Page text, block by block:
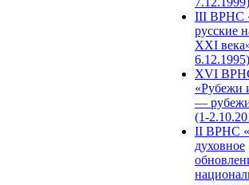
III ВРНС
русские
XXI
6.12.1995)
XVI
«Рубежи
—
(1-
II ВРНС
духовное